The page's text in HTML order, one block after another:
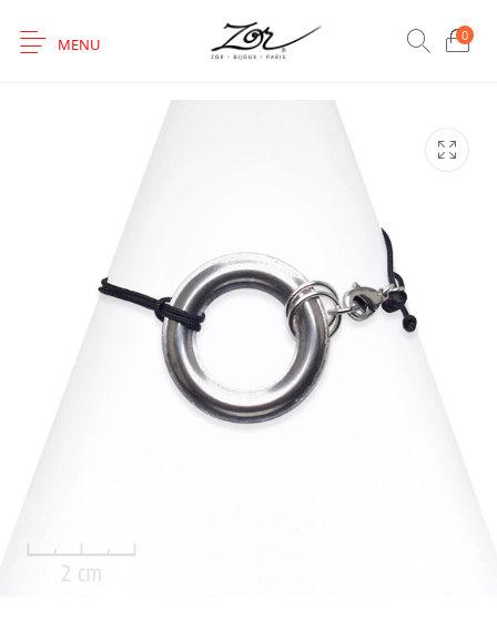
MENU 0